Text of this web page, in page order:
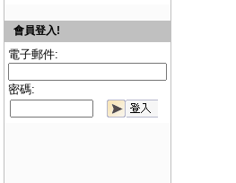
會員登入!
電子郵件:
密碼: